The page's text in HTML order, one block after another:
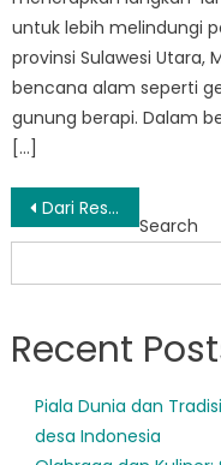
untuk lebih melindungi
provinsi Sulawesi Utara,
bencana alam seperti
gunung berapi. Dalam
[…]
Post
navigation
Dari Respons ke Pemulihan: Dampak BPBD Paal Dua Terhadap Masyarakat Terkena Bencana
Search
Recent
Piala Dunia dan
desa Indonesia